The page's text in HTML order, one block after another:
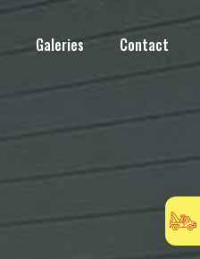
Galeries Contact